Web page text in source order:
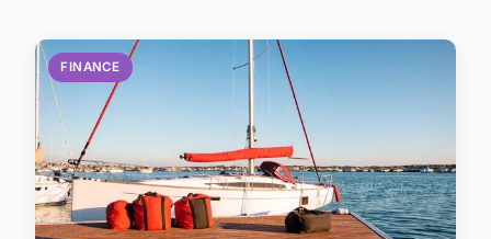
FINANCE